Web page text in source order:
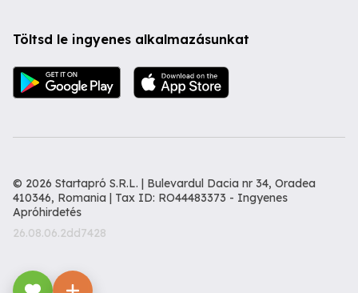
Töltsd le ingyenes alkalmazásunkat
© 2026 Startapró S.R.L. | Bulevardul Dacia nr 34, Oradea
410346, Romania | Tax ID: RO44483373 - Ingyenes
Apróhirdetés
26.08.06.2dd7428